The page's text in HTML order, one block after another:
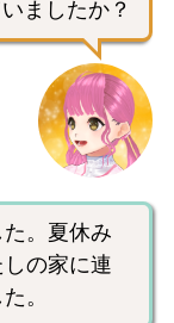
ましたか？
。夏休み
の家に連
。